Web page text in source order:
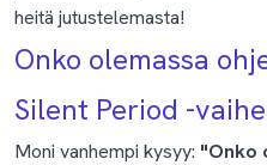
heitä jutustelemasta!
Onko olemassa
Silent Period -
Moni vanhempi kysyy: "Onko